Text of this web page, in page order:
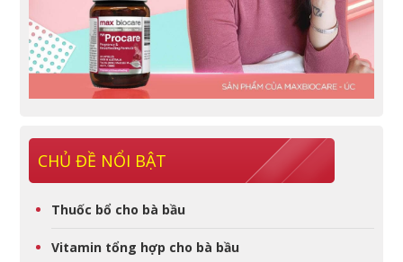
CHỦ ĐỀ NỔI BẬT
Thuốc bổ cho bà bầu
Vitamin tổng hợp cho bà bầu